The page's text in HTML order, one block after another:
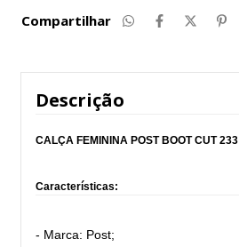
Compartilhar
Descrição
CALÇA FEMININA POST BOOT CUT 233
Características:
- Marca: Post;